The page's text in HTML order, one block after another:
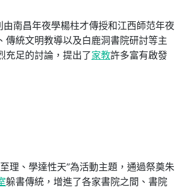
南昌年夜學楊柱才傳授和江西師范年夜
統文明教導以及白鹿洞書院研討等主
充足的討論，提出了家教許多富有啟發
理、學達性天”為活動主題，通過祭奠朱
躲書傳統，增進了各家書院之間、書院